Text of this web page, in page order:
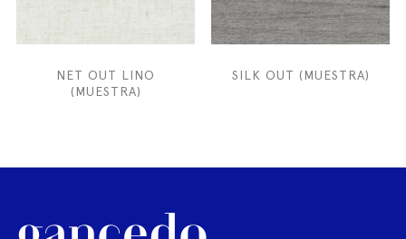
NET OUT LINO
(MUESTRA)
SILK OUT (MUESTRA)